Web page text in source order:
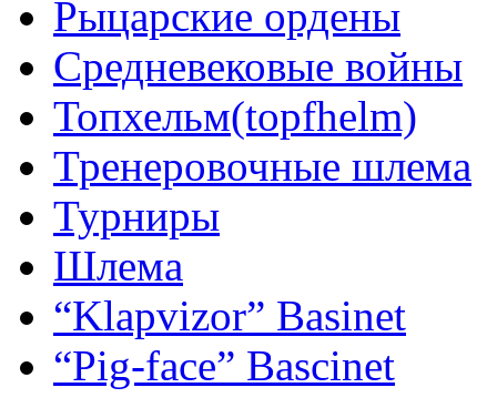
Рыцарские ордены
Средневековые войны
Топхельм(topfhelm)
Тренеровочные шлема
Турниры
Шлема
“Klapvizor” Basinet
“Pig-face” Bascinet